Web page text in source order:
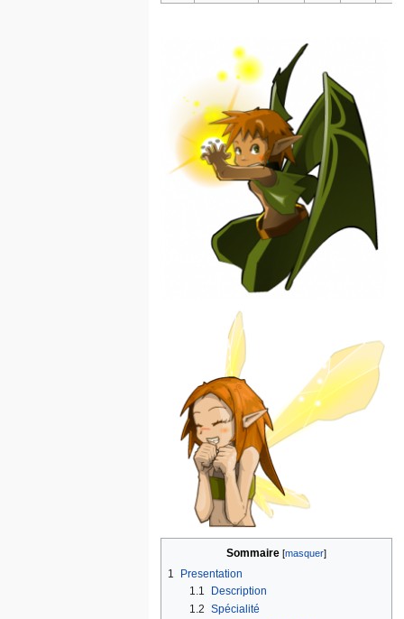
Sommaire
1
Presentation
1.1
Description
1.2 Spécialité